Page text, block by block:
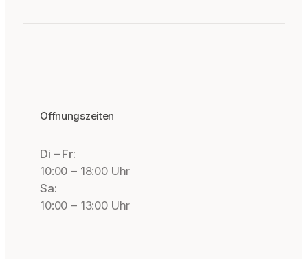
Öffnungszeiten
Di – Fr:
10:00 – 18:00 Uhr
Sa:
10:00 – 13:00 Uhr